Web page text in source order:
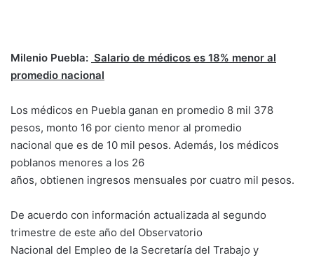
Milenio Puebla: Salario de médicos es 18% menor al
promedio nacional
Los médicos en Puebla ganan en promedio 8 mil 378
pesos, monto 16 por ciento menor al promedio
nacional que es de 10 mil pesos. Además, los médicos
poblanos menores a los 26
años, obtienen ingresos mensuales por cuatro mil pesos.
De acuerdo con información actualizada al segundo
trimestre de este año del Observatorio
Nacional del Empleo de la Secretaría del Trabajo y